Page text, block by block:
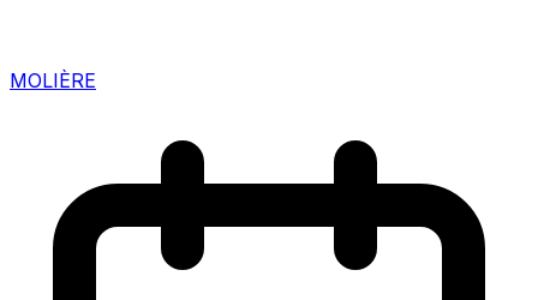
MOLIÈRE